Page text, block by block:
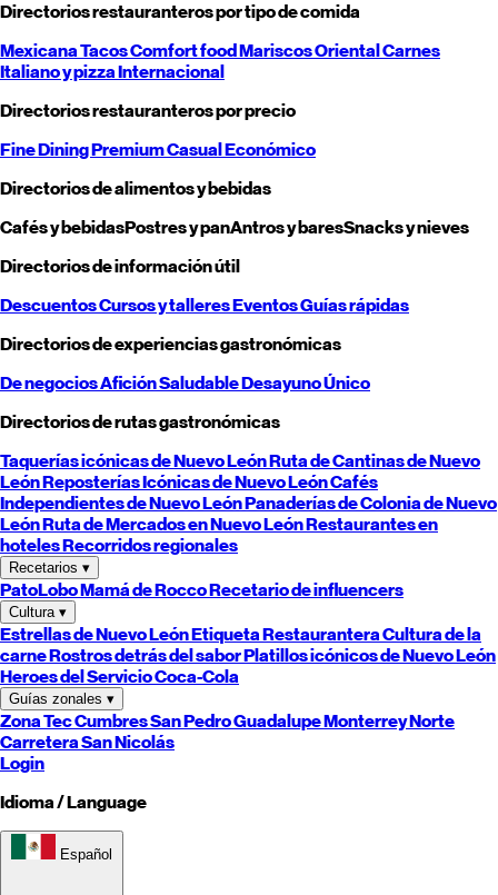
Directorios restauranteros por tipo de comida
MexicanaTacosComfort foodMariscosOrientalCarnes
Italiano y pizzaInternacional
Directorios restauranteros por precio
Fine DiningPremiumCasualEconómico
Directorios de alimentos y bebidas
Cafés y bebidasPostres y panAntros y baresSnacks y nieves
Directorios de información útil
DescuentosCursos y talleresEventosGuías rápidas
Directorios de experiencias gastronómicas
De negociosAficiónSaludableDesayunoÚnico
Directorios de rutas gastronómicas
Taquerías icónicas deNuevo LeónRuta de Cantinas deNuevo
LeónReposterías Icónicas deNuevo LeónCafés
Independientes deNuevo LeónPanaderías de Colonia deNuevo
LeónRuta de Mercados enNuevo LeónRestaurantes en
hotelesRecorridos regionales
Recetarios ▾
PatoLoboMamá de RoccoRecetario de influencers
Cultura ▾
Estrellas deNuevo LeónEtiqueta RestauranteraCultura de la
carneRostros detrás del saborPlatillos icónicos deNuevo León
Heroes del Servicio Coca-Cola
Guías zonales ▾
Zona TecCumbresSan PedroGuadalupeMonterreyNorte
CarreteraSan Nicolás
Login
Idioma / Language
Español